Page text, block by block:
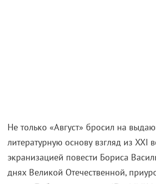
Не только «Август» бросил на
литературную основу взгляд из XXI
экранизацией повести Бориса
днях Великой Отечественной,